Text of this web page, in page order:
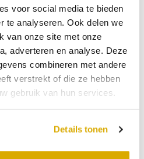
voor social media te bieden
te analyseren. Ook delen we
van onze site met onze
adverteren en analyse. Deze
combineren met andere
verstrekt of die ze hebben
gebruik van hun services.
Details tonen